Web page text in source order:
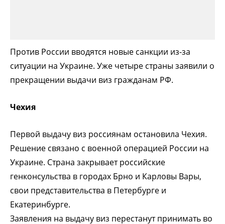
Против России вводятся новые санкции из-за
ситуации на Украине. Уже четыре страны заявили о
прекращении выдачи виз гражданам РФ.
Чехия
Первой выдачу виз россиянам остановила Чехия.
Решение связано с военной операцией России на
Украине. Страна закрывает российские
генконсульства в городах Брно и Карловы Вары,
свои представительства в Петербурге и
Екатеринбурге.
Заявления на выдачу виз перестанут принимать во